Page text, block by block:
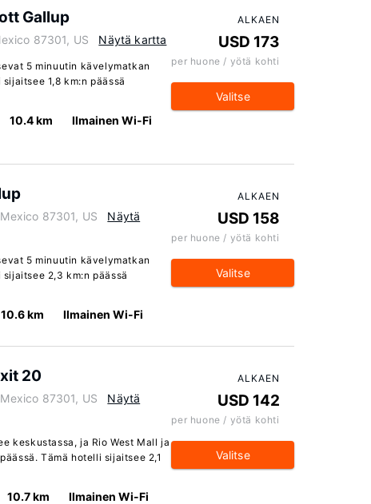
Gallup
87301, US Näytä kartta
5 minuutin kävelymatkan
1,8 km:n päässä
10.4 km Ilmainen Wi-Fi
ALKAEN
USD 173
per huone / yötä kohti
Valitse
87301, US
Näytä
5 minuutin kävelymatkan
2,3 km:n päässä
10.6 km Ilmainen Wi-Fi
ALKAEN
USD 158
per huone / yötä kohti
Valitse
20
87301, US
Näytä
keskustassa, ja Rio West Mall ja
Tämä hotelli sijaitsee 2,1
10.7 km Ilmainen Wi-Fi
ALKAEN
USD 142
per huone / yötä kohti
Valitse